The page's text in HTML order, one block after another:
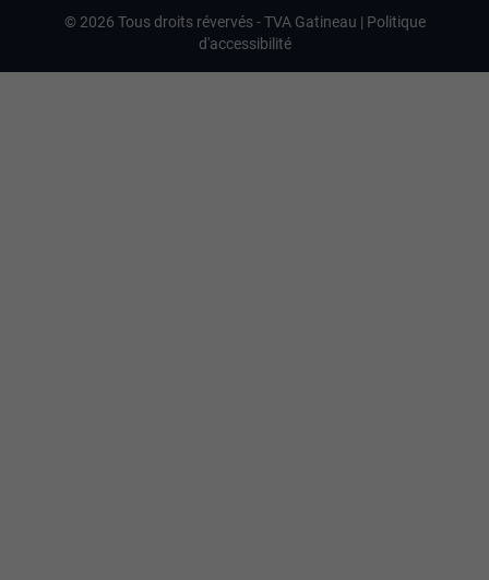
© 2026 Tous droits révervés -TVA Gatineau | Politique
d'accessibilité